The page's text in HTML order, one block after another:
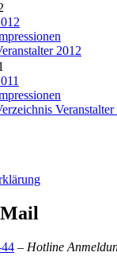
2012
Veranstalter
– Hotline